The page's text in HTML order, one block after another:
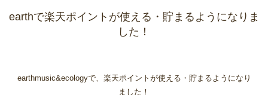
earthで楽天ポイントが使える・貯まるようになりま
した！
earthmusic&ecologyで、楽天ポイントが使える・貯まるようになり
ました！